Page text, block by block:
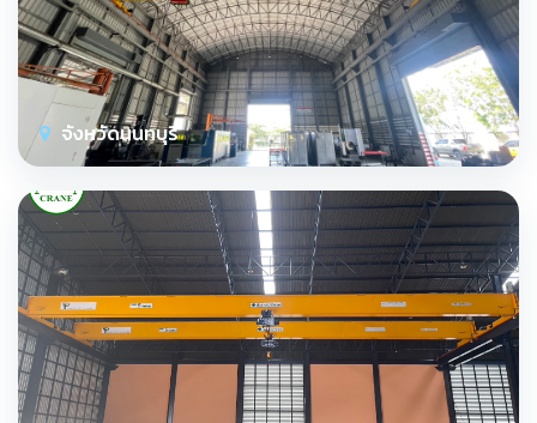
จังหวัดนนทบุรี